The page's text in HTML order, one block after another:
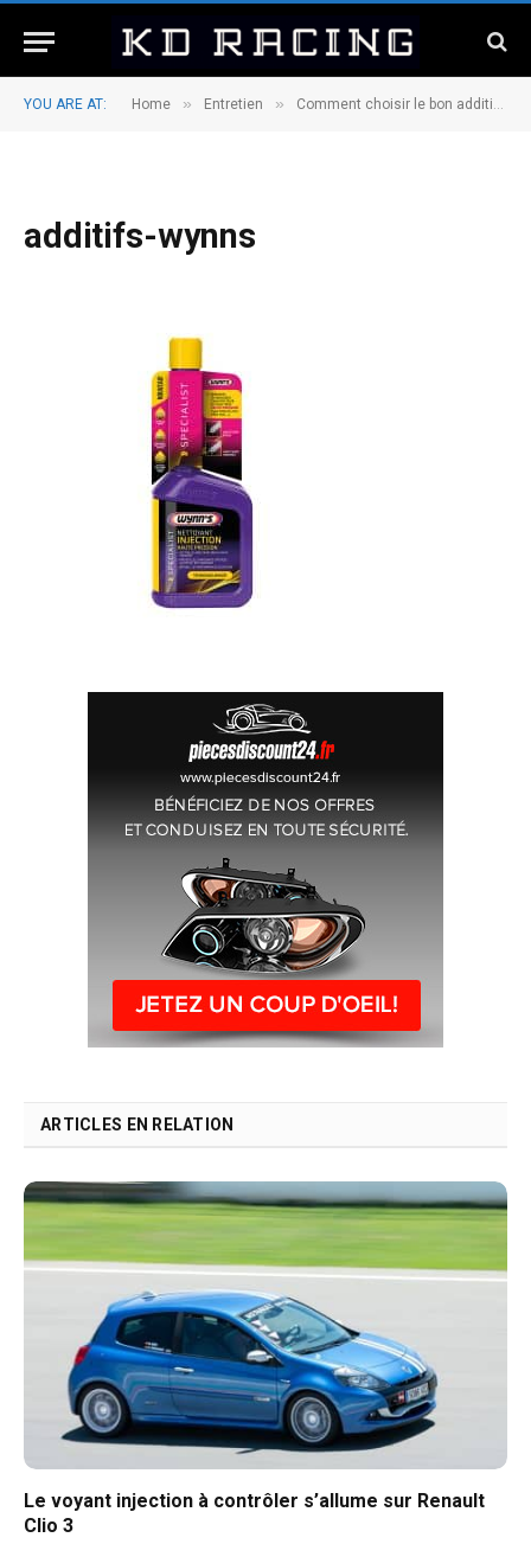
YOU ARE AT: Home » Entretien » Comment choisir le bon additif Wynn’s pour votre véhicule ?
additifs-wynns
ARTICLES EN RELATION
Le voyant injection à contrôler s’allume sur Renault
Clio 3